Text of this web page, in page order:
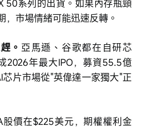
50系列的出貨。如果內存瓶頸
，市場情緒可能迅速反轉。
。 亞馬遜、谷歌都在自研芯
2026年最大IPO，募資55.5億
片市場從"英偉達一家獨大"正
股價在$225美元，期權權利金